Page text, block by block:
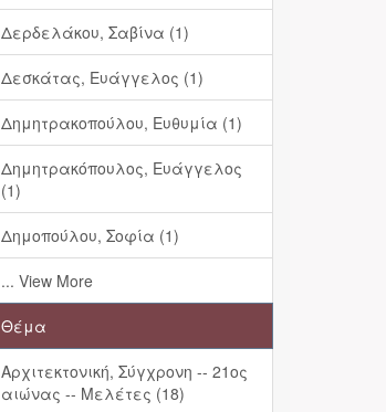
Δερδελάκου, Σαβίνα (1)
Δεσκάτας, Ευάγγελος (1)
Δημητρακοπούλου, Ευθυμία (1)
Δημητρακόπουλος, Ευάγγελος
(1)
Δημοπούλου, Σοφία (1)
... View More
Θέμα
Αρχιτεκτονική, Σύγχρονη -- 21ος
αιώνας -- Μελέτες (18)